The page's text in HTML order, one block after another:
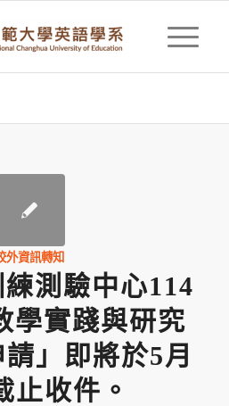
外資訊轉知
測驗中心114
學實踐與研究
」即將於5月
止收件。